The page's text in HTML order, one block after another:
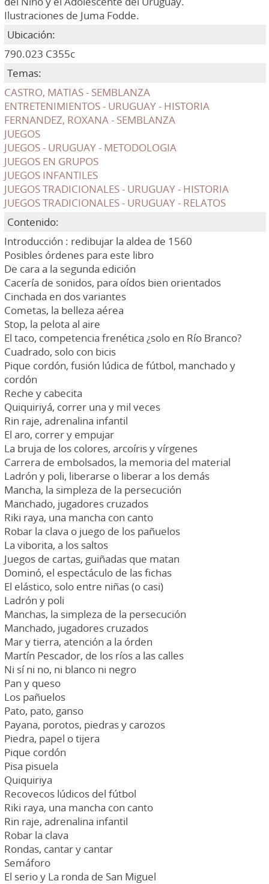
Ilustraciones de Juma Fodde.
Ubicación:
790.023 C355c
Temas:
CASTRO, MATIAS - SEMBLANZA
ENTRETENIMIENTOS - URUGUAY - HISTORIA
FERNANDEZ, ROXANA - SEMBLANZA
JUEGOS
JUEGOS - URUGUAY - METODOLOGIA
JUEGOS EN GRUPOS
JUEGOS INFANTILES
JUEGOS TRADICIONALES - URUGUAY - HISTORIA
JUEGOS TRADICIONALES - URUGUAY - RELATOS
Contenido:
Introducción : redibujar la aldea de 1560
Posibles órdenes para este libro
De cara a la segunda edición
Cacería de sonidos, para oídos bien orientados
Cinchada en dos variantes
Cometas, la belleza aérea
Stop, la pelota al aire
El taco, competencia frenética ¿solo en Río Branco?
Cuadrado, solo con bicis
Pique cordón, fusión lúdica de fútbol, manchado y
cordón
Reche y cabecita
Quiquiriyá, correr una y mil veces
Rin raje, adrenalina infantil
El aro, correr y empujar
La bruja de los colores, arcoíris y vírgenes
Carrera de embolsados, la memoria del material
Ladrón y poli, liberarse o liberar a los demás
Mancha, la simpleza de la persecución
Manchado, jugadores cruzados
Riki raya, una mancha con canto
Robar la clava o juego de los pañuelos
La viborita, a los saltos
Juegos de cartas, guiñadas que matan
Dominó, el espectáculo de las fichas
El elástico, solo entre niñas (o casi)
Ladrón y poli
Manchas, la simpleza de la persecución
Manchado, jugadores cruzados
Mar y tierra, atención a la órden
Martín Pescador, de los ríos a las calles
Ni sí ni no, ni blanco ni negro
Pan y queso
Los pañuelos
Pato, pato, ganso
Payana, porotos, piedras y carozos
Piedra, papel o tijera
Pique cordón
Pisa pisuela
Quiquiriya
Recovecos lúdicos del fútbol
Riki raya, una mancha con canto
Rin raje, adrenalina infantil
Robar la clava
Rondas, cantar y cantar
Semáforo
El serio y La ronda de San Miguel